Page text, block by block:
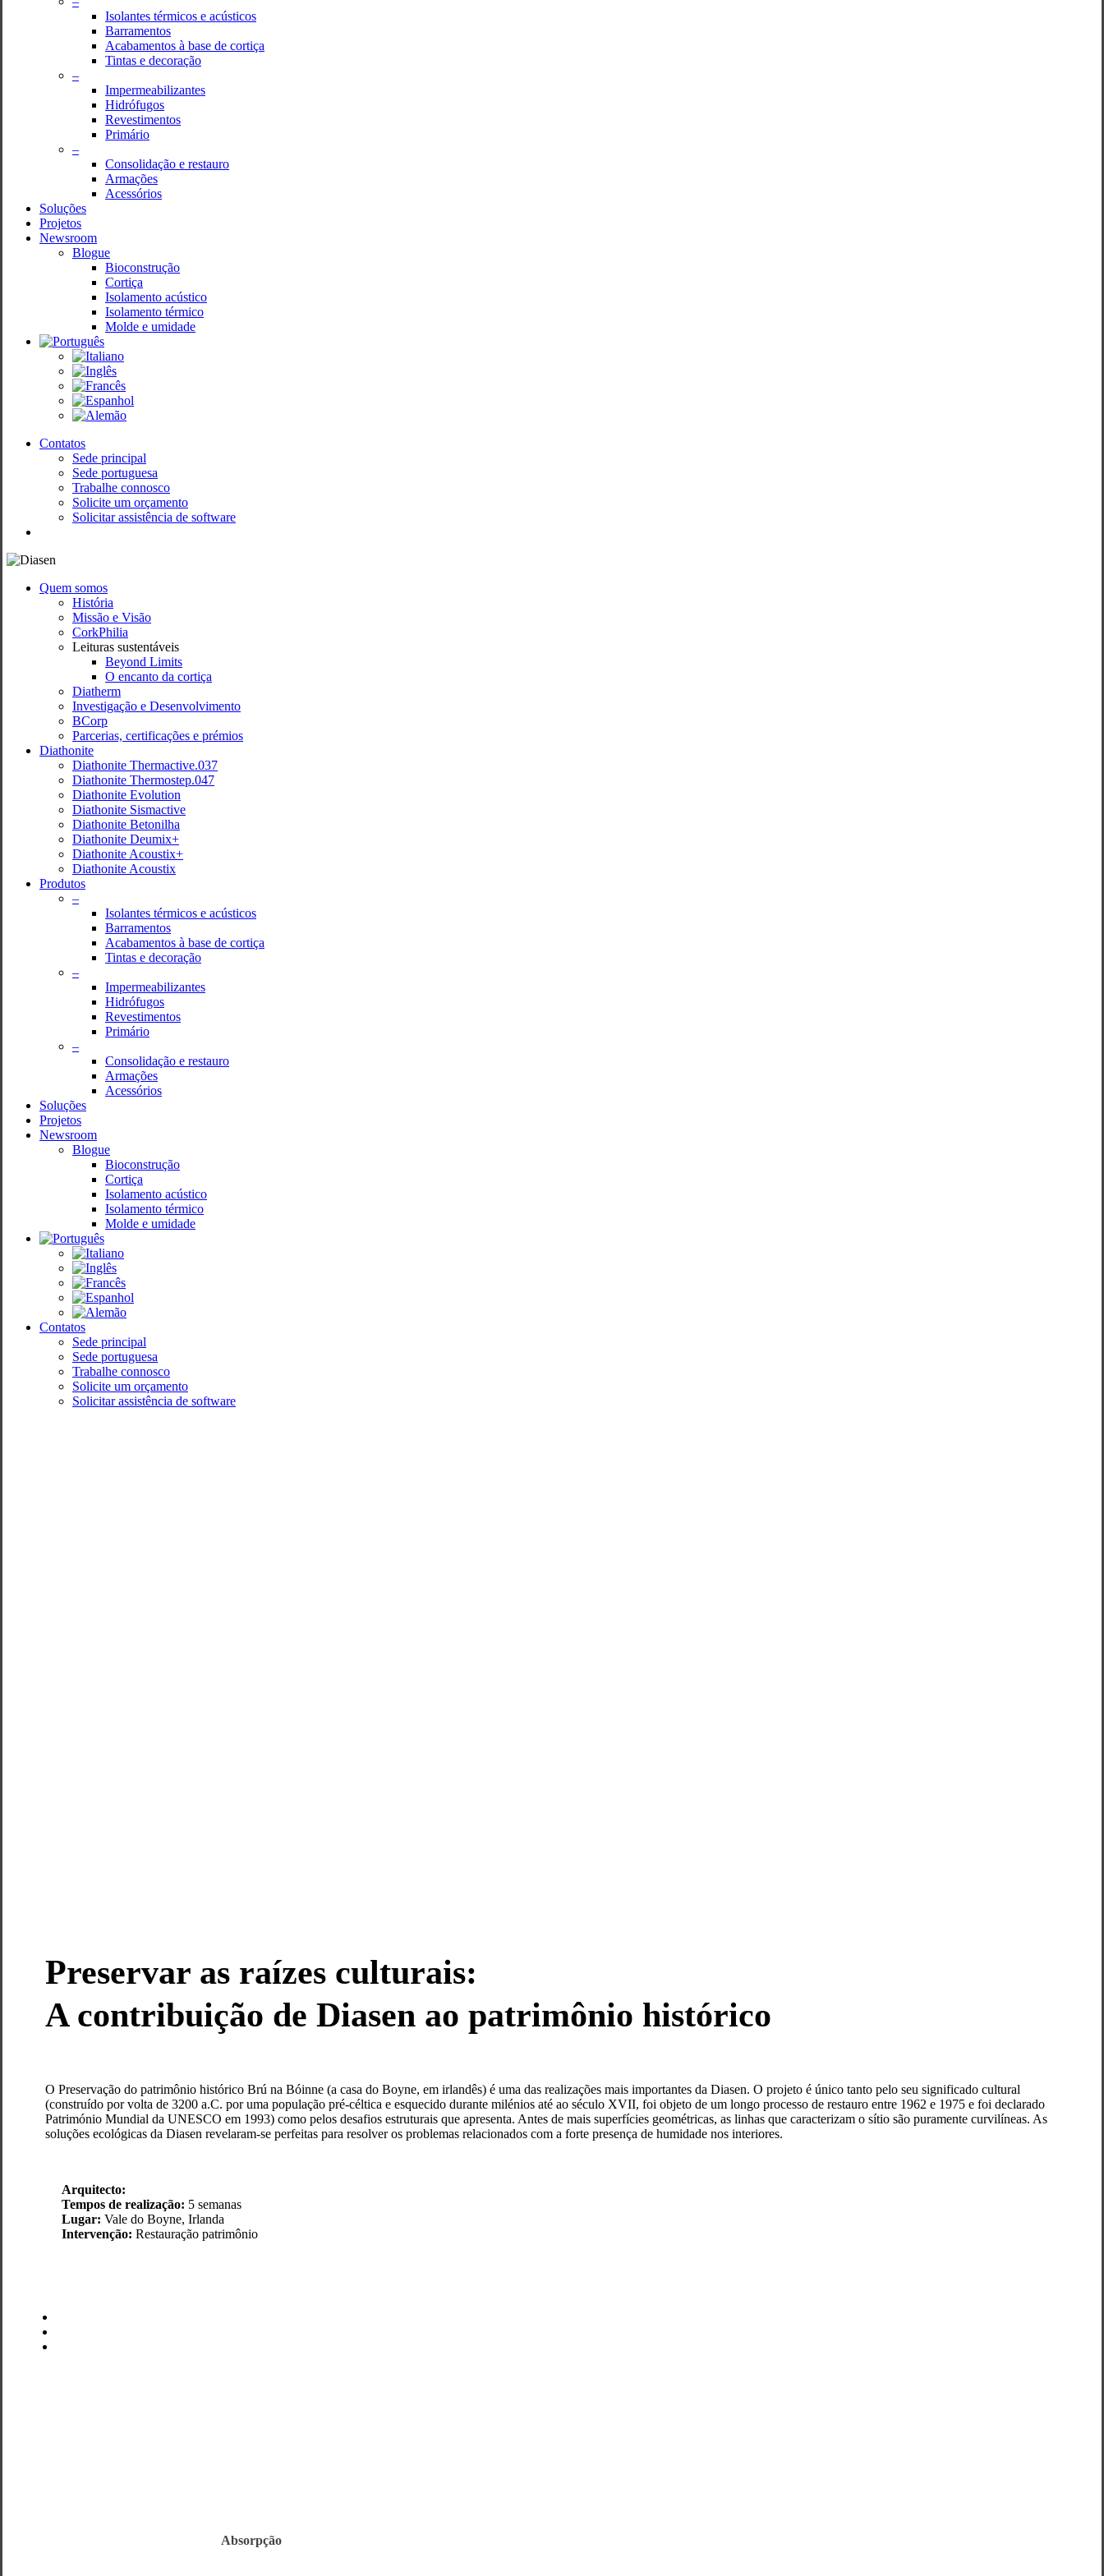
Isolantes térmicos e acústicos
Barramentos
Acabamentos à base de cortiça
Tintas e decoração
–
Impermeabilizantes
Hidrófugos
Revestimentos
Primário
–
Consolidação e restauro
Armações
Acessórios
Soluções
Projetos
Newsroom
Blogue
Bioconstrução
Cortiça
Isolamento acústico
Isolamento térmico
Molde e umidade
Contatos
Sede principal
Sede portuguesa
Trabalhe connosco
Solicite um orçamento
Solicitar assistência de software
Quem somos
História
Missão e Visão
CorkPhilia
Leituras sustentáveis
Beyond Limits
O encanto da cortiça
Diatherm
Investigação e Desenvolvimento
BCorp
Parcerias, certificações e prémios
Diathonite
Diathonite Thermactive.037
Diathonite Thermostep.047
Diathonite Evolution
Diathonite Sismactive
Diathonite Betonilha
Diathonite Deumix+
Diathonite Acoustix+
Diathonite Acoustix
Produtos
–
Isolantes térmicos e acústicos
Barramentos
Acabamentos à base de cortiça
Tintas e decoração
–
Impermeabilizantes
Hidrófugos
Revestimentos
Primário
–
Consolidação e restauro
Armações
Acessórios
Soluções
Projetos
Newsroom
Blogue
Bioconstrução
Cortiça
Isolamento acústico
Isolamento térmico
Molde e umidade
Contatos
Sede principal
Sede portuguesa
Trabalhe connosco
Solicite um orçamento
Solicitar assistência de software
Preservar as raízes culturais:
A contribuição de Diasen ao patrimônio histórico
O Preservação do patrimônio histórico Brú na Bóinne (a casa do Boyne, em irlandês) é uma das realizações mais importantes da Diasen. O projeto é único tanto pelo seu significado cultural
(construído por volta de 3200 a.C. por uma população pré-céltica e esquecido durante milénios até ao século XVII, foi objeto de um longo processo de restauro entre 1962 e 1975 e foi declarado
Património Mundial da UNESCO em 1993) como pelos desafios estruturais que apresenta. Antes de mais superfícies geométricas, as linhas que caracterizam o sítio são puramente curvilíneas. As
soluções ecológicas da Diasen revelaram-se perfeitas para resolver os problemas relacionados com a forte presença de humidade nos interiores.
Arquitecto:
Tempos de realização: 5 semanas
Lugar:Vale do Boyne, Irlanda
Intervenção:Restauração patrimônio
Absorpção